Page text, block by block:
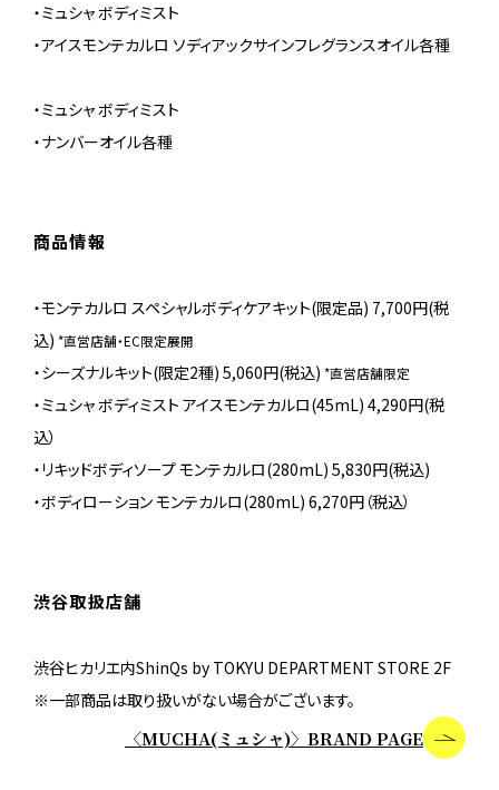
・ミュシャ ボディミスト
・アイスモンテカルロ ソディアックサインフレグランスオイル各種
・ミュシャ ボディミスト
・ナンバーオイル各種
商品情報
・モンテカルロ スペシャルボディケアキット(限定品) 7,700円(税
込) *直営店舗・EC限定展開
・シーズナルキット(限定2種) 5,060円(税込) *直営店舗限定
・ミュシャ ボディミスト アイスモンテカルロ(45mL) 4,290円(税
込）
・リキッドボディソープ モンテカルロ(280mL) 5,830円(税込)
・ボディローション モンテカルロ(280mL) 6,270円（税込）
渋谷取扱店舗
渋谷ヒカリエ内ShinQs by TOKYU DEPARTMENT STORE 2F
※一部商品は取り扱いがない場合がございます。
〈MUCHA(ミュシャ)〉BRAND PAGE